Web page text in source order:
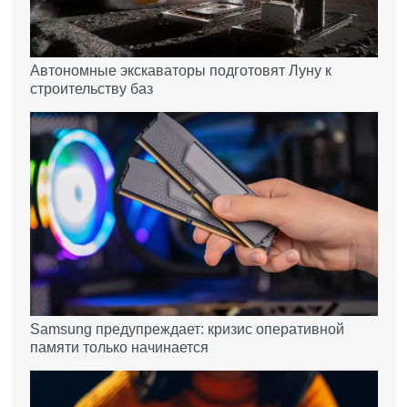
Автономные экскаваторы подготовят Луну к
строительству баз
Samsung предупреждает: кризис оперативной
памяти только начинается